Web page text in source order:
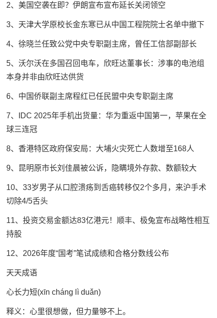
2、美国空袭在即？伊朗宣布宣布延长关闭领空
3、天津大学原校长金东寒已从中国工程院院士名单中撤下
4、徐晓兰任致公党中央专职副主席，曾任工信部副部长
5、沃尔沃在多国召回电车，欣旺达董事长：涉事的电池组
本身并非由欣旺达供货
6、中国侨联副主席程红已任民盟中央专职副主席
7、IDC 2025年手机出货量：华为重返中国第一，苹果在全
球三连冠
8、香港特区政府保安局：大埔火灾死亡人数增至168人
9、昆明原市长刘佳晨被公诉，隐瞒境外存款、数额较大
10、33岁男子从口腔溃疡到舌癌转移仅2个多月，来沪手术
切除4/5舌头
11、投资交易金额达83亿港元！顺丰、极兔宣布战略性相互
持股
12、2026年度“国考”笔试成绩和合格分数线公布
天天成语
心长力短(xīn cháng lì duǎn)
释义：心里很想做，但力量够不上。